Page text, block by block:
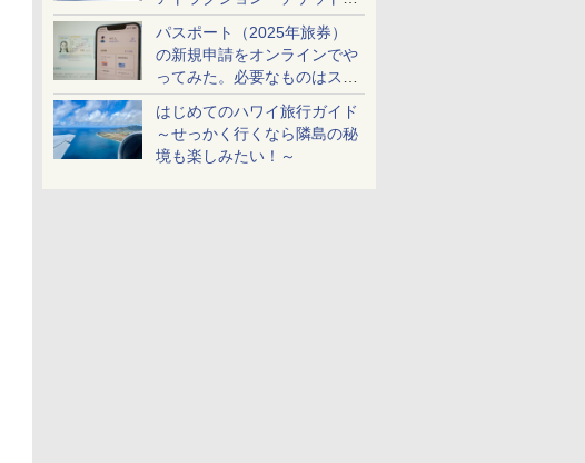
配・来場前に必要な準備は？
パスポート（2025年旅券）
の新規申請をオンラインでや
ってみた。必要なものはスマ
ホとマイナカードのみ
はじめてのハワイ旅行ガイド
～せっかく行くなら隣島の秘
境も楽しみたい！～